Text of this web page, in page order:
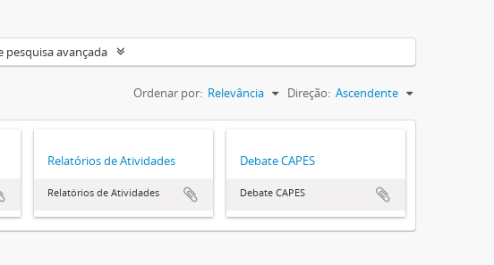
pesquisa avançada
Ordenar por: Relevância Direção: Ascendente
Relatórios de Atividades
Relatórios de Atividades
Debate CAPES
Debate CAPES